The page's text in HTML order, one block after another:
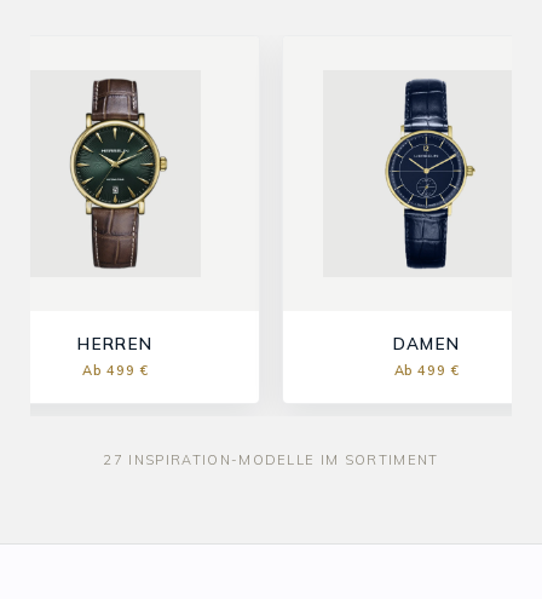
HERREN
Ab 499 €
DAMEN
Ab 499 €
27 INSPIRATION-MODELLE IM SORTIMENT